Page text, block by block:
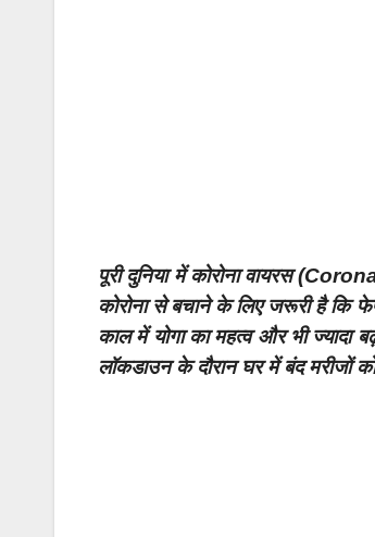
पूरी दुनिया में कोरोना वायरस
कोरोना से बचाने के लिए जरूरी है कि
काल में योगा का महत्व और भी ज्यादा
लॉकडाउन के दौरान घर में बंद मरीजों